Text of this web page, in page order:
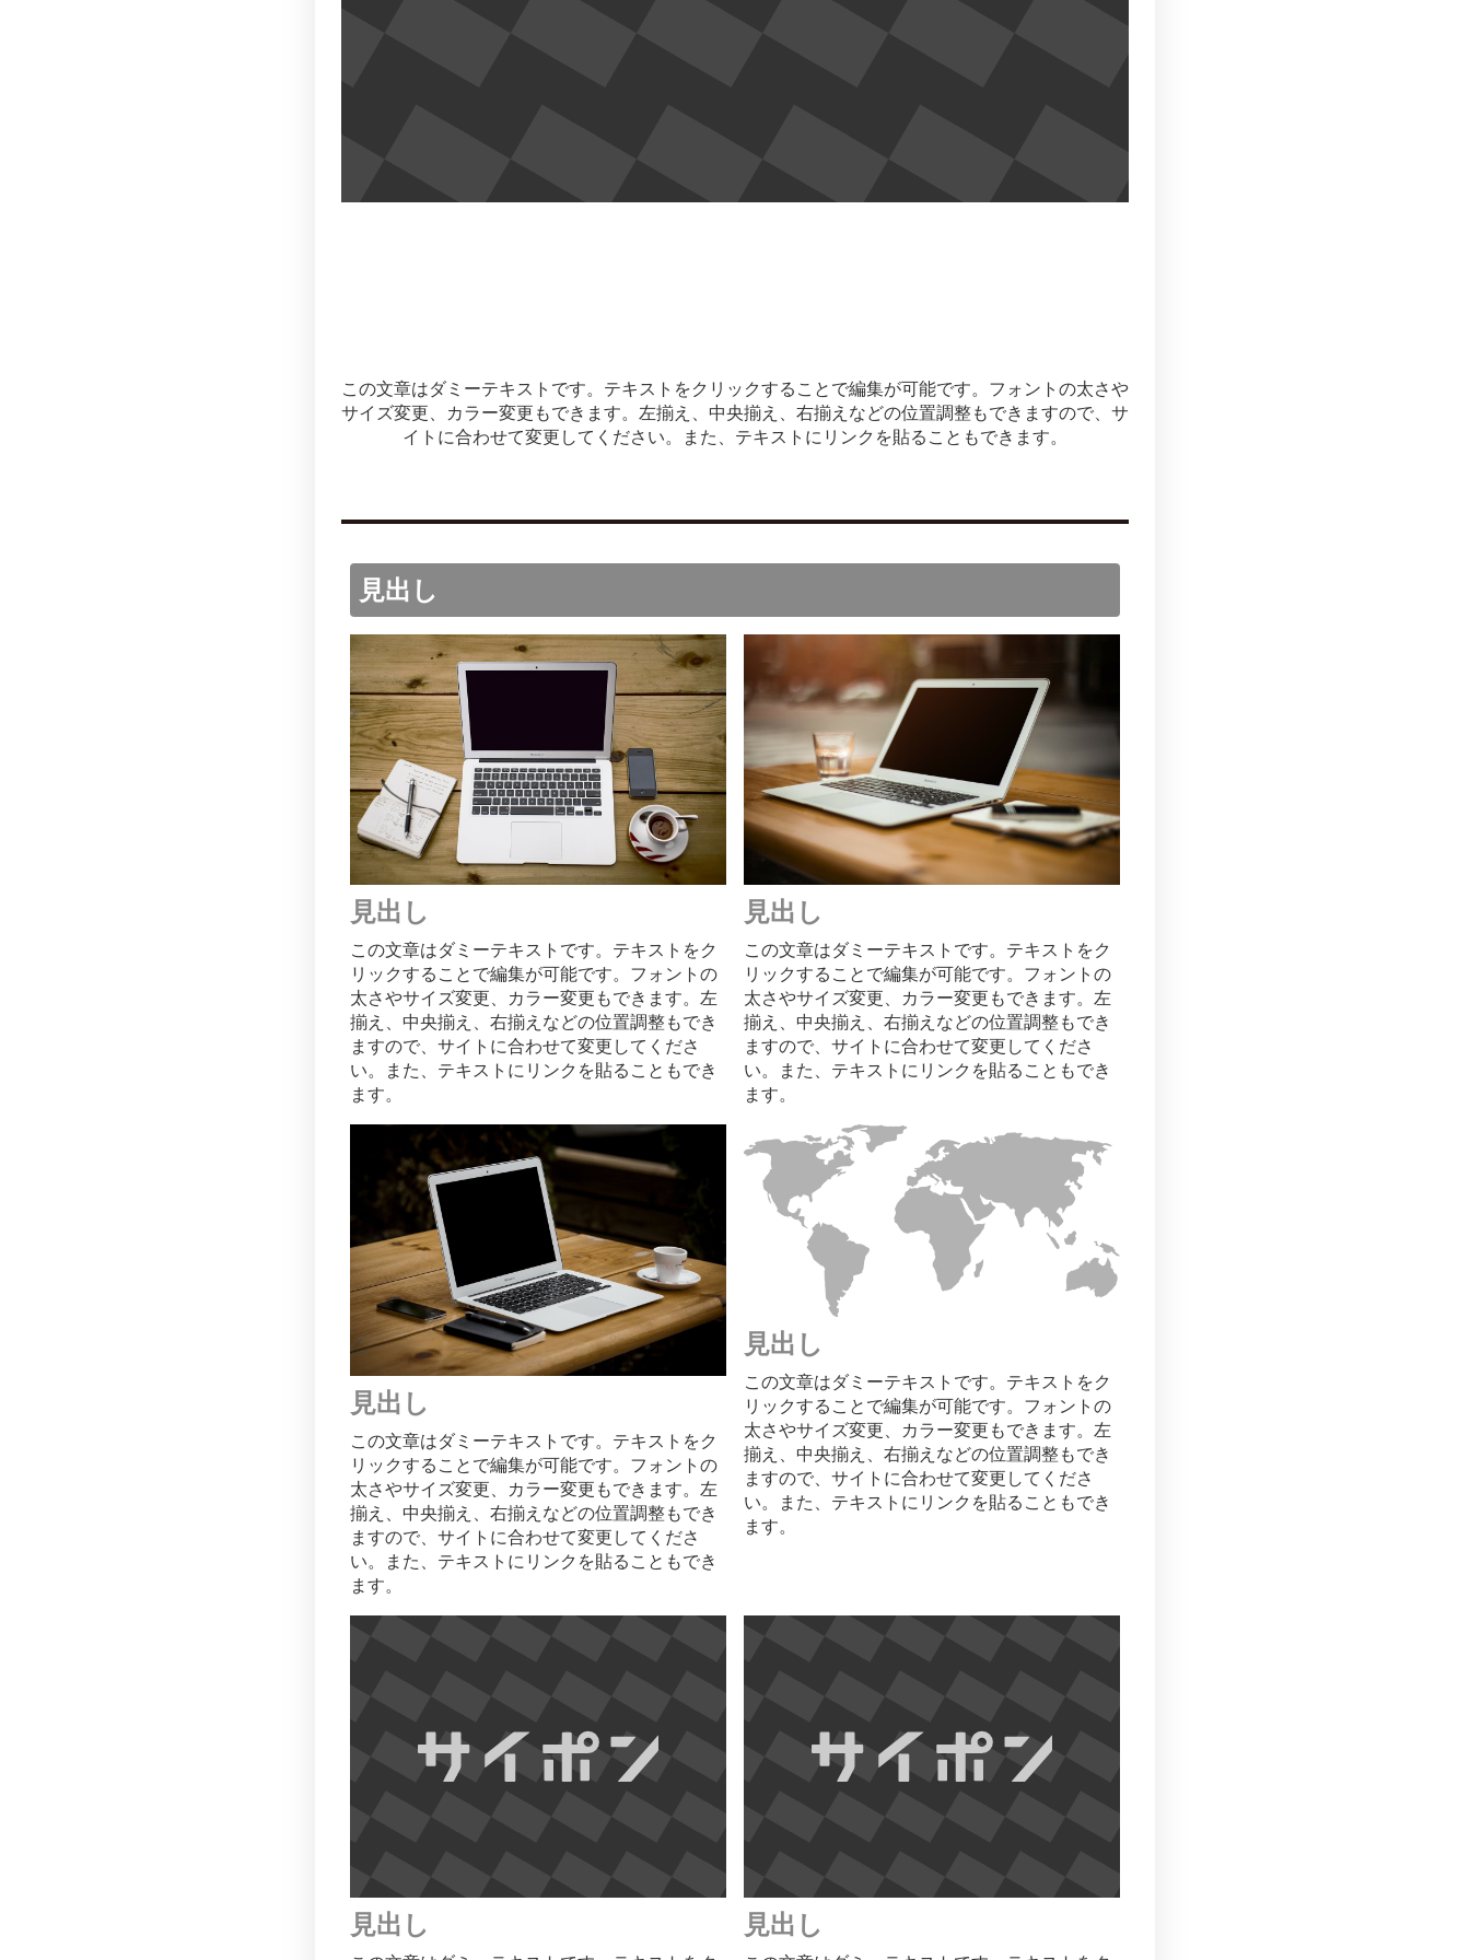
この文章はダミーテキストです。テキストをクリックすることで編集が可能です。フォントの太さや
サイズ変更、カラー変更もできます。左揃え、中央揃え、右揃えなどの位置調整もできますので、サ
イトに合わせて変更してください。また、テキストにリンクを貼ることもできます。
見出し
見出し
この文章はダミーテキストです。テキストをク
リックすることで編集が可能です。フォントの
太さやサイズ変更、カラー変更もできます。左
揃え、中央揃え、右揃えなどの位置調整もでき
ますので、サイトに合わせて変更してくださ
い。また、テキストにリンクを貼ることもでき
ます。
見出し
この文章はダミーテキストです。テキストをク
リックすることで編集が可能です。フォントの
太さやサイズ変更、カラー変更もできます。左
揃え、中央揃え、右揃えなどの位置調整もでき
ますので、サイトに合わせて変更してくださ
い。また、テキストにリンクを貼ることもでき
ます。
見出し
この文章はダミーテキストです。テキストをク
リックすることで編集が可能です。フォントの
太さやサイズ変更、カラー変更もできます。左
揃え、中央揃え、右揃えなどの位置調整もでき
ますので、サイトに合わせて変更してくださ
い。また、テキストにリンクを貼ることもでき
ます。
見出し
この文章はダミーテキストです。テキストをク
リックすることで編集が可能です。フォントの
太さやサイズ変更、カラー変更もできます。左
揃え、中央揃え、右揃えなどの位置調整もでき
ますので、サイトに合わせて変更してくださ
い。また、テキストにリンクを貼ることもでき
ます。
見出し 見出し